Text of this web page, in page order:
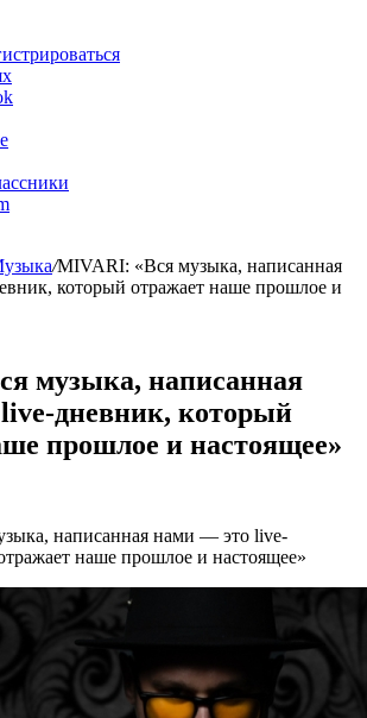
/MIVARI: «Вся музыка, написанная
который отражает наше прошлое и
музыка, написанная
дневник, который
прошлое и настоящее»